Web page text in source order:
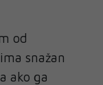
od
snažan
ako ga